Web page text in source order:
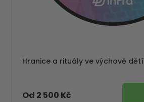
Hranice a rituály ve výchově dětí
Od 2 500 Kč